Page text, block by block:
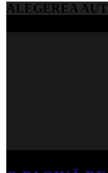
ALEGEREA